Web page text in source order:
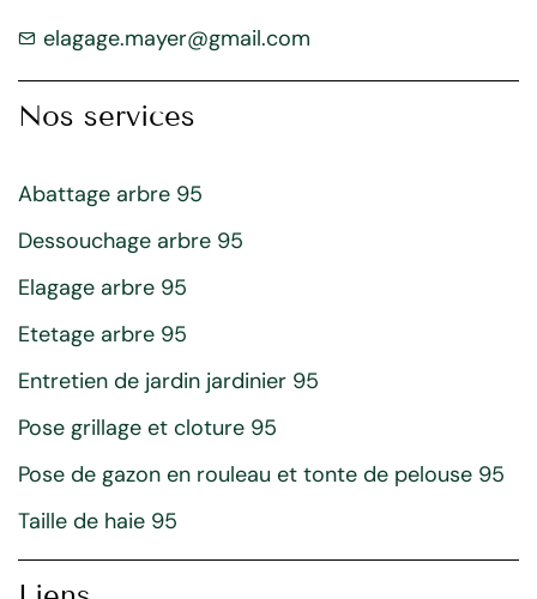
elagage.mayer@gmail.com
Nos services
Abattage arbre 95
Dessouchage arbre 95
Elagage arbre 95
Etetage arbre 95
Entretien de jardin jardinier 95
Pose grillage et cloture 95
Pose de gazon en rouleau et tonte de pelouse 95
Taille de haie 95